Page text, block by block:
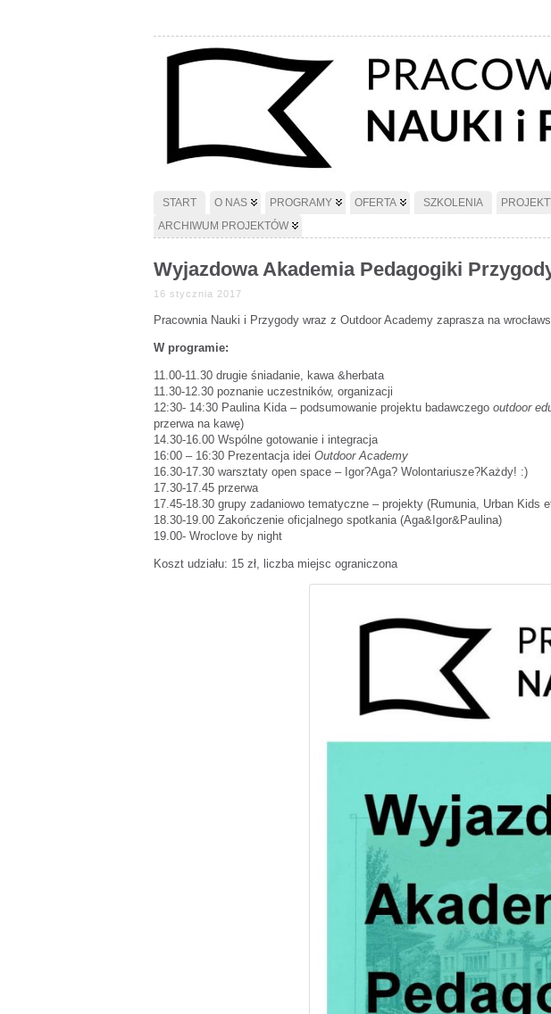
START O NAS PROGRAMY OFERTA SZKOLENIA
ARCHIWUM PROJEKTÓW
Wyjazdowa Akademia Pedagogiki
16 stycznia 2017
Pracownia Nauki i Przygody wraz z Outdoor Academy zaprasza na
W programie:
11.00-11.30 drugie śniadanie, kawa &herbata
11.30-12.30 poznanie uczestników, organizacji
12:30- 14:30 Paulina Kida – podsumowanie projektu badawczego outdoor
przerwa na kawę)
14.30-16.00 Wspólne gotowanie i integracja
16:00 – 16:30 Prezentacja idei Outdoor Academy
16.30-17.30 warsztaty open space – Igor?Aga? Wolontariusze?Każdy! :)
17.30-17.45 przerwa
17.45-18.30 grupy zadaniowo tematyczne – projekty (Rumunia, Urban Kids
18.30-19.00 Zakończenie oficjalnego spotkania (Aga&Igor&Paulina)
19.00- Wroclove by night
Koszt udziału: 15 zł, liczba miejsc ograniczona